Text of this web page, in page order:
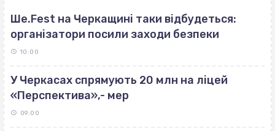
Ше.Fest на Черкащині таки відбудеться:
організатори посили заходи безпеки
10:00
У Черкасах спрямують 20 млн на ліцей
«Перспектива»,- мер
09:00